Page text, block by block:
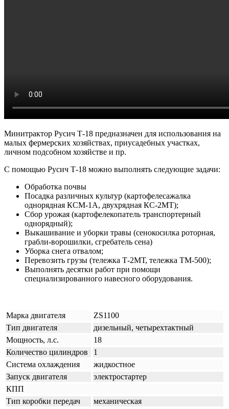
Минитрактор Русич Т-18 предназначен для использования на
малых фермерских хозяйствах, приусадебных участках,
личном подсобном хозяйстве и пр.
С помощью Русич Т-18 можно выполнять следующие задачи:
Обработка почвы
Посадка различных культур (картофелесажалка
однорядная КСМ-1А, двухрядная КС-2МТ);
Сбор урожая (картофелекопатель транспортерный
однорядный);
Выкашивание и уборки травы (сенокосилка роторная,
грабли-ворошилки, сгребатель сена)
Уборка снега отвалом;
Перевозить грузы (тележка Т-2МТ, тележка ТМ-500);
Выполнять десятки работ при помощи
специализированного навесного оборудования.
Марка двигателя
ZS1100
Тип двигателя
дизельный, четырехтактный
Мощность, л.с.
18
Количество цилиндров
1
Система охлаждения
жидкостное
Запуск двигателя
электростартер
КПП
Тип коробки передач
механическая